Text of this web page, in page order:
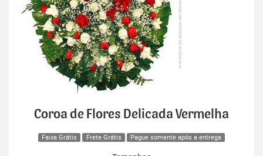
Coroa de Flores Delicada Vermelha
Faixa Grátis Frete Grátis Pague somente após a entrega